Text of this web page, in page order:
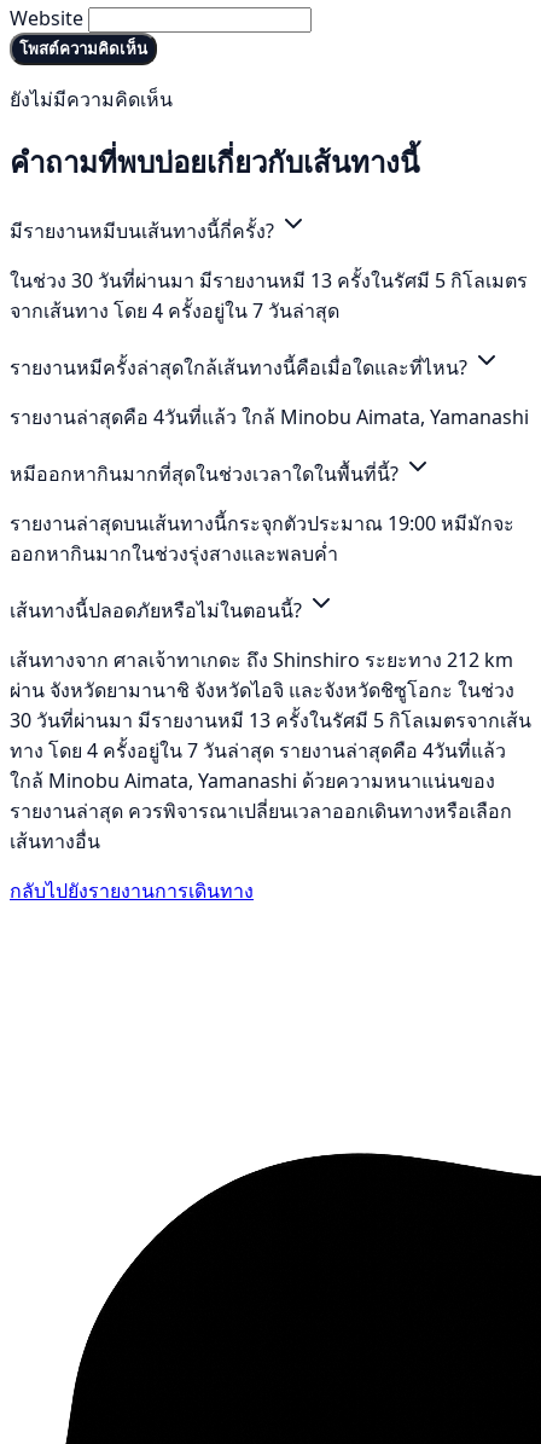
Website
โพสต์ความคิดเห็น
ยังไม่มีความคิดเห็น
คำถามที่พบบ่อยเกี่ยวกับเส้นทางนี้
มีรายงานหมีบนเส้นทางนี้กี่ครั้ง?
ในช่วง 30 วันที่ผ่านมา มีรายงานหมี 13 ครั้งในรัศมี 5 กิโลเมตร
จากเส้นทาง โดย 4 ครั้งอยู่ใน 7 วันล่าสุด
รายงานหมีครั้งล่าสุดใกล้เส้นทางนี้คือเมื่อใดและที่ไหน?
รายงานล่าสุดคือ 4วันที่แล้ว ใกล้ Minobu Aimata, Yamanashi
หมีออกหากินมากที่สุดในช่วงเวลาใดในพื้นที่นี้?
รายงานล่าสุดบนเส้นทางนี้กระจุกตัวประมาณ 19:00 หมีมักจะ
ออกหากินมากในช่วงรุ่งสางและพลบค่ำ
เส้นทางนี้ปลอดภัยหรือไม่ในตอนนี้?
เส้นทางจาก ศาลเจ้าทาเกดะ ถึง Shinshiro ระยะทาง 212 km
ผ่าน จังหวัดยามานาชิ จังหวัดไอจิ และจังหวัดชิซูโอกะ ในช่วง
30 วันที่ผ่านมา มีรายงานหมี 13 ครั้งในรัศมี 5 กิโลเมตรจากเส้น
ทาง โดย 4 ครั้งอยู่ใน 7 วันล่าสุด รายงานล่าสุดคือ 4วันที่แล้ว
ใกล้ Minobu Aimata, Yamanashi ด้วยความหนาแน่นของ
รายงานล่าสุด ควรพิจารณาเปลี่ยนเวลาออกเดินทางหรือเลือก
เส้นทางอื่น
กลับไปยังรายงานการเดินทาง